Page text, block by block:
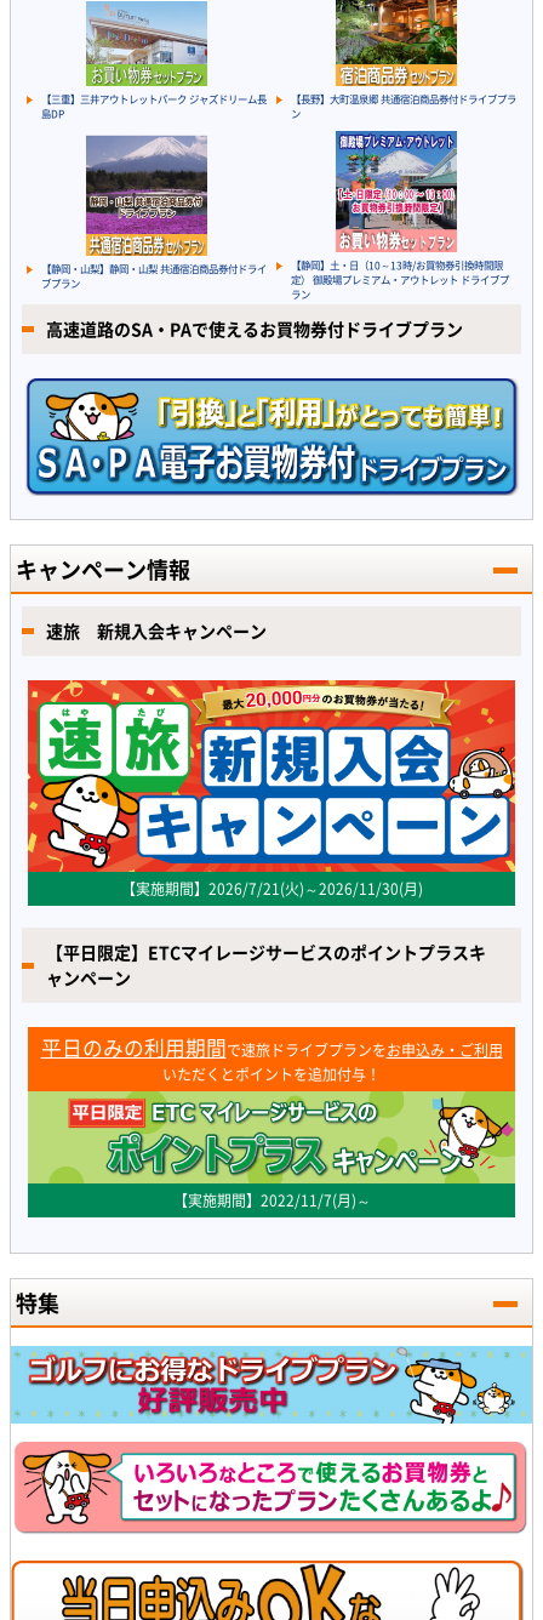
【三重】三井アウトレットパーク ジャズドリーム長
島DP
【長野】大町温泉郷 共通宿泊商品券付ドライブプラ
ン
【静岡・山梨】静岡・山梨 共通宿泊商品券付ドライ
ブプラン
【静岡】土・日（10～13時/お買物券引換時間限
定） 御殿場プレミアム・アウトレット ドライブプ
ラン
高速道路のSA・PAで使えるお買物券付ドライブプラン
キャンペーン情報
速旅 新規入会キャンペーン
【実施期間】2026/7/21(火)～2026/11/30(月)
【平日限定】ETCマイレージサービスのポイントプラスキ
ャンペーン
平日のみの利用期間で速旅ドライブプランをお申込み・ご利用
いただくとポイントを追加付与！
【実施期間】2022/11/7(月)～
特集